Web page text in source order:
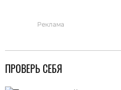
Реклама
ПРОВЕРЬ СЕБЯ